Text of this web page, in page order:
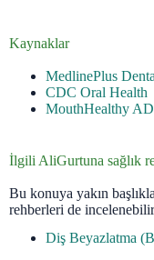
Kaynaklar
MedlinePlus
CDC Oral Health
MouthHealthy
İlgili AliGurtuna sağlık
Bu konuya yakın
rehberleri de
Diş Beyazlatma